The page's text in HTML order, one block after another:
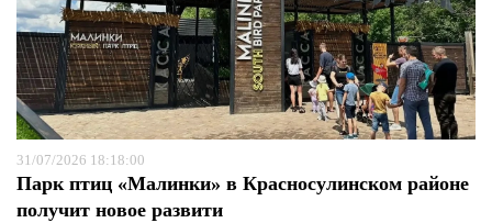
31/07/2026 18:18:00
Парк птиц «Малинки» в Красносулинском районе
получит новое развити
Я согласен сполитикой конфиденциальности и
защиты информации*
Я согласен с политикой конфиденциальности и
защиты информации*